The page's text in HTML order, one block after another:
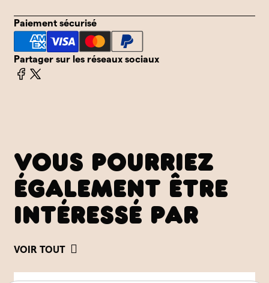
Paiement sécurisé
Partager sur les réseaux sociaux
VOUS POURRIEZ
ÉGALEMENT ÊTRE
INTÉRESSÉ PAR
VOIR TOUT